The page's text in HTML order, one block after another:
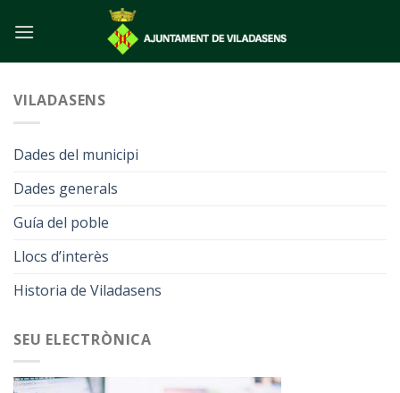
VILADASENS
Dades del municipi
Dades generals
Guía del poble
Llocs d’interès
Historia de Viladasens
SEU ELECTRÒNICA